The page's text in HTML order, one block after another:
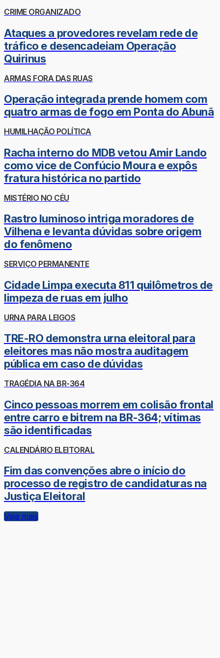
CRIME ORGANIZADO
Ataques a provedores revelam rede de
tráfico e desencadeiam Operação
Quirinus
ARMAS FORA DAS RUAS
Operação integrada prende homem com
quatro armas de fogo em Ponta do Abunã
HUMILHAÇÃO POLÍTICA
Racha interno do MDB vetou Amir Lando
como vice de Confúcio Moura e expôs
fratura histórica no partido
MISTÉRIO NO CÉU
Rastro luminoso intriga moradores de
Vilhena e levanta dúvidas sobre origem
do fenômeno
SERVIÇO PERMANENTE
Cidade Limpa executa 811 quilômetros de
limpeza de ruas em julho
URNA PARA LEIGOS
TRE-RO demonstra urna eleitoral para
eleitores mas não mostra auditagem
pública em caso de dúvidas
TRAGÉDIA NA BR-364
Cinco pessoas morrem em colisão frontal
entre carro e bitrem na BR-364; vítimas
são identificadas
CALENDÁRIO ELEITORAL
Fim das convenções abre o início do
processo de registro de candidaturas na
Justiça Eleitoral
Veja mais